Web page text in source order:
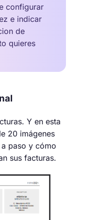
configurar
e indicar
de
quieres
Y en esta
20 imágenes
paso y cómo
sus facturas.